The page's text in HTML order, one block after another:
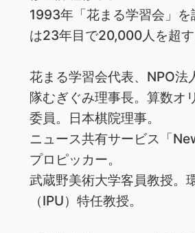
1993年「花まる学習会」を
は23年目で20,000人を超す
花まる学習会代表、NPO法
隊むぎぐみ理事長。算数オ
委員。日本棋院理事。
ニュース共有サービス「
プロピッカー。
武蔵野美術大学客員教授。
（IPU）特任教授。